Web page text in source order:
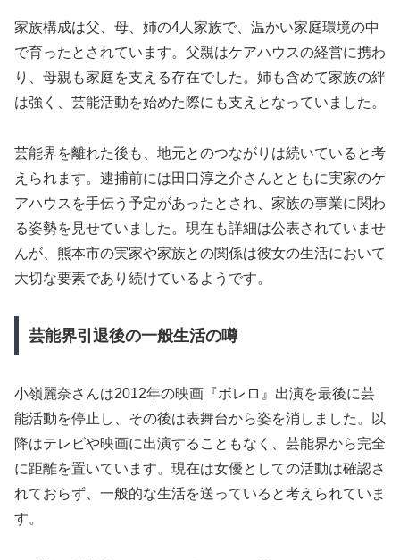
家族構成は父、母、姉の4人家族で、温かい家庭環境の中
で育ったとされています。父親はケアハウスの経営に携わ
り、母親も家庭を支える存在でした。姉も含めて家族の絆
は強く、芸能活動を始めた際にも支えとなっていました。
芸能界を離れた後も、地元とのつながりは続いていると考
えられます。逮捕前には田口淳之介さんとともに実家のケ
アハウスを手伝う予定があったとされ、家族の事業に関わ
る姿勢を見せていました。現在も詳細は公表されていませ
んが、熊本市の実家や家族との関係は彼女の生活において
大切な要素であり続けているようです。
芸能界引退後の一般生活の噂
小嶺麗奈さんは2012年の映画『ボレロ』出演を最後に芸
能活動を停止し、その後は表舞台から姿を消しました。以
降はテレビや映画に出演することもなく、芸能界から完全
に距離を置いています。現在は女優としての活動は確認さ
れておらず、一般的な生活を送っていると考えられていま
す。